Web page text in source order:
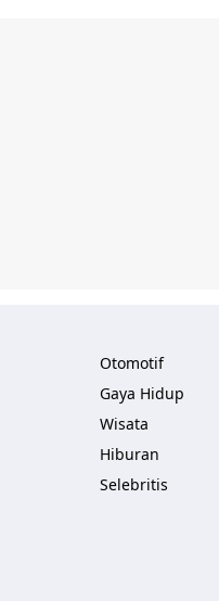
Otomotif
Gaya Hidup
Wisata
Hiburan
Selebritis